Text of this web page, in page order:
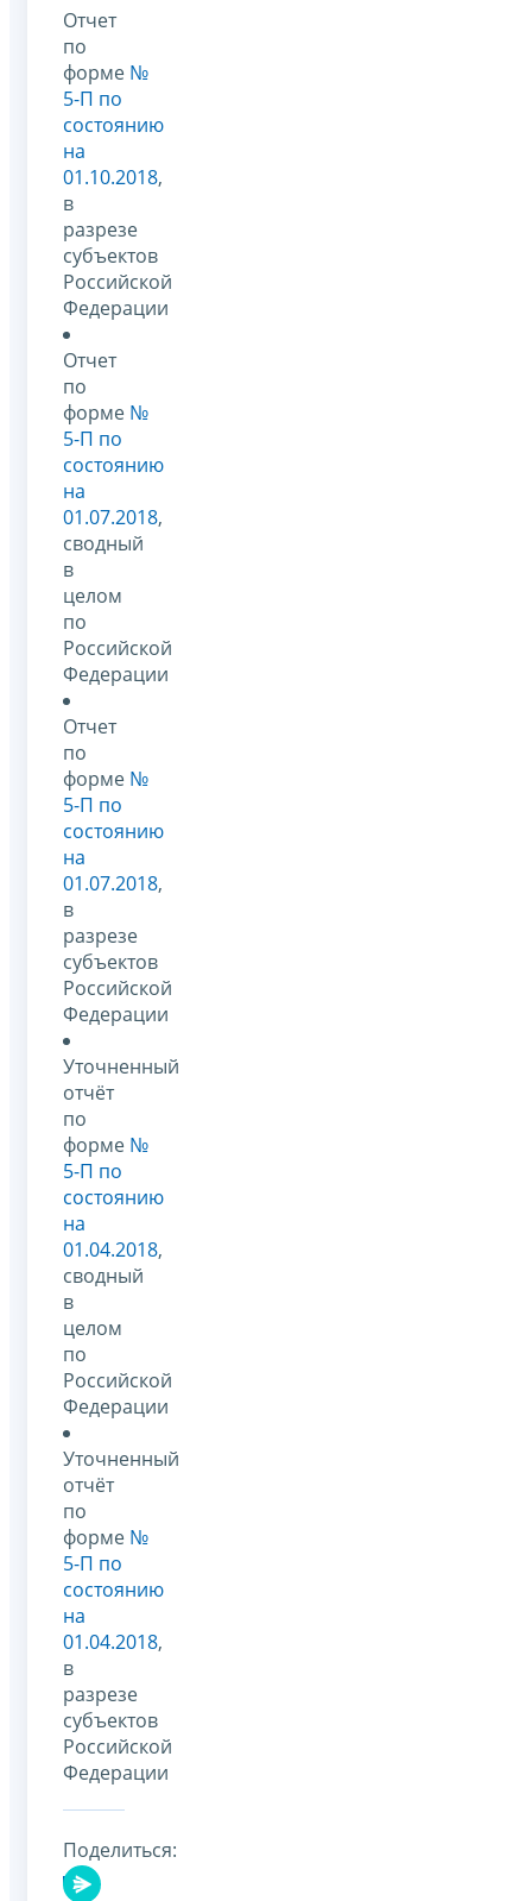
Отчет
по
форме №
5-П по
состоянию
на
01.10.2018,
в
разрезе
субъектов
Российской
Федерации
Отчет
по
форме №
5-П по
состоянию
на
01.07.2018,
сводный
в
целом
по
Российской
Федерации
Отчет
по
форме №
5-П по
состоянию
на
01.07.2018,
в
разрезе
субъектов
Российской
Федерации
Уточненный
отчёт
по
форме №
5-П по
состоянию
на
01.04.2018,
сводный
в
целом
по
Российской
Федерации
Уточненный
отчёт
по
форме №
5-П по
состоянию
на
01.04.2018,
в
разрезе
субъектов
Российской
Федерации
Поделиться: